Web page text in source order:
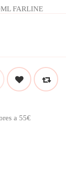
FARLINE
a 55€